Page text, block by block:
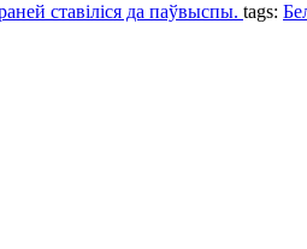
ставіліся да паўвыспы. tags: